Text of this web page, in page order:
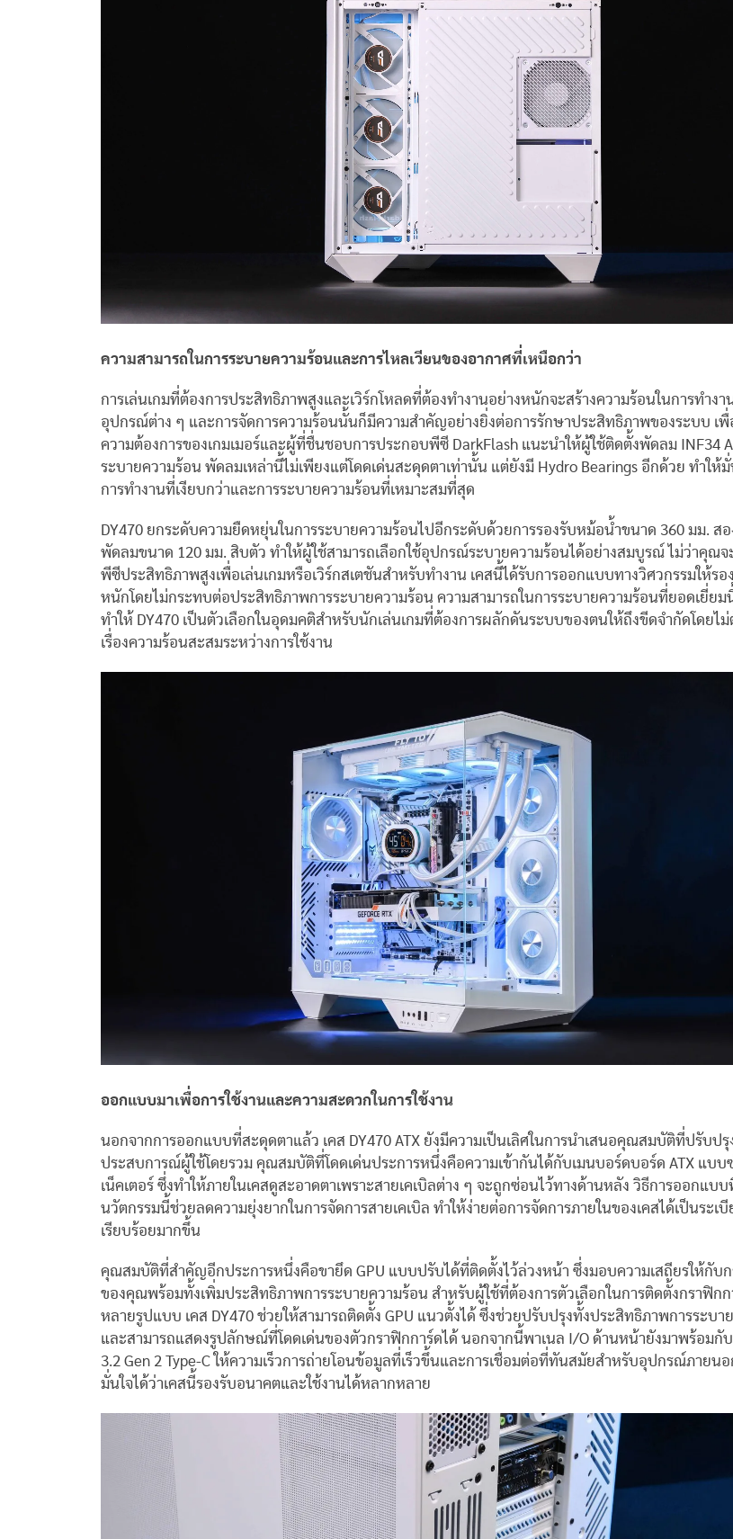
ความสามารถในการระบายความร้อนและการไหลเวียนของอากาศที่เหนือกว่า
การเล่นเกมที่ต้องการประสิทธิภาพสูงและเวิร์กโหลดที่ต้องทำงานอย่างหนักจะสร้างความร้อนในการทำงา
อุปกรณ์ต่าง ๆ และการจัดการความร้อนนั้นก็มีความสำคัญอย่างยิ่งต่อการรักษาประสิทธิภาพของระบบ เ
ความต้องการของเกมเมอร์และผู้ที่ชื่นชอบการประกอบพีซี DarkFlash แนะนำให้ผู้ใช้ติดตั้งพัดลม INF34
ระบายความร้อน พัดลมเหล่านี้ไม่เพียงแต่โดดเด่นสะดุดตาเท่านั้น แต่ยังมี Hydro Bearings อีกด้วย ทำให้มั่
การทำงานที่เงียบกว่าและการระบายความร้อนที่เหมาะสมที่สุด
DY470 ยกระดับความยืดหยุ่นในการระบายความร้อนไปอีกระดับด้วยการรองรับหม้อน้ำขนาด 360 มม. ส
พัดลมขนาด 120 มม. สิบตัว ทำให้ผู้ใช้สามารถเลือกใช้อุปกรณ์ระบายความร้อนได้อย่างสมบูรณ์ ไม่ว่าคุณจ
พีซีประสิทธิภาพสูงเพื่อเล่นเกมหรือเวิร์กสเตชันสำหรับทำงาน เคสนี้ได้รับการออกแบบทางวิศวกรรมให้รอ
หนักโดยไม่กระทบต่อประสิทธิภาพการระบายความร้อน ความสามารถในการระบายความร้อนที่ยอดเยี่ยม
ทำให้ DY470 เป็นตัวเลือกในอุดมคติสำหรับนักเล่นเกมที่ต้องการผลักดันระบบของตนให้ถึงขีดจำกัดโดยไม่
เรื่องความร้อนสะสมระหว่างการใช้งาน
ออกแบบมาเพื่อการใช้งานและความสะดวกในการใช้งาน
นอกจากการออกแบบที่สะดุดตาแล้ว เคส DY470 ATX ยังมีความเป็นเลิศในการนำเสนอคุณสมบัติที่ปรับปรุ
ประสบการณ์ผู้ใช้โดยรวม คุณสมบัติที่โดดเด่นประการหนึ่งคือความเข้ากันได้กับเมนบอร์ดบอร์ด ATX แบ
เน็คเตอร์ ซึ่งทำให้ภายในเคสดูสะอาดตาเพราะสายเคเบิลต่าง ๆ จะถูกซ่อนไว้ทางด้านหลัง วิธีการออกแบบ
นวัตกรรมนี้ช่วยลดความยุ่งยากในการจัดการสายเคเบิล ทำให้ง่ายต่อการจัดการภายในของเคสได้เป็นระเบี
เรียบร้อยมากขึ้น
คุณสมบัติที่สำคัญอีกประการหนึ่งคือขายึด GPU แบบปรับได้ที่ติดตั้งไว้ล่วงหน้า ซึ่งมอบความเสถียรให้กับ
ของคุณพร้อมทั้งเพิ่มประสิทธิภาพการระบายความร้อน สำหรับผู้ใช้ที่ต้องการตัวเลือกในการติดตั้งกราฟิกก
หลายรูปแบบ เคส DY470 ช่วยให้สามารถติดตั้ง GPU แนวตั้งได้ ซึ่งช่วยปรับปรุงทั้งประสิทธิภาพการระบา
และสามารถแสดงรูปลักษณ์ที่โดดเด่นของตัวกราฟิกการ์ดได้ นอกจากนี้พาเนล I/O ด้านหน้ายังมาพร้อมกั
3.2 Gen 2 Type-C ให้ความเร็วการถ่ายโอนข้อมูลที่เร็วขึ้นและการเชื่อมต่อที่ทันสมัยสำหรับอุปกรณ์ภายนอ
มั่นใจได้ว่าเคสนี้รองรับอนาคตและใช้งานได้หลากหลาย